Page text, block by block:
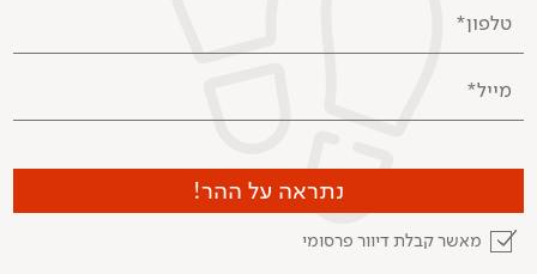
תרמיל לילה:
שק שינה לטמפרטורה נמוכה
מטען נייד
***אין צורך להביא אוהל ומזרן שטח, צוות הלוגיסטיקה
שלנו ידאג לכך
טלפון*
מייל*
מאשר קבלת דיוור פרסומי
נתראה על ההר!